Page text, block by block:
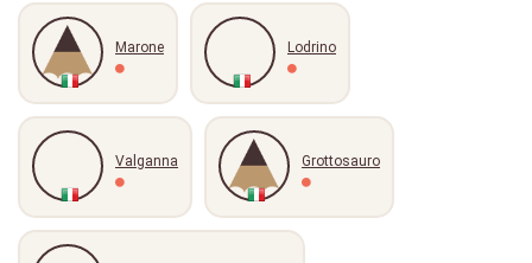
Marone Lodrino
Valganna Grottosauro